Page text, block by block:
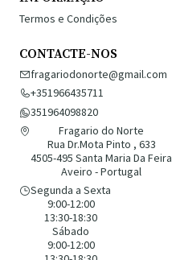
Termos e Condições
CONTACTE-NOS
fragariodonorte@gmail.com
+351966435711
351964098820
Fragario do Norte
Rua Dr.Mota Pinto , 633
4505-495 Santa Maria Da Feira
Aveiro - Portugal
Segunda a Sexta
9:00-12:00
13:30-18:30
Sábado
9:00-12:00